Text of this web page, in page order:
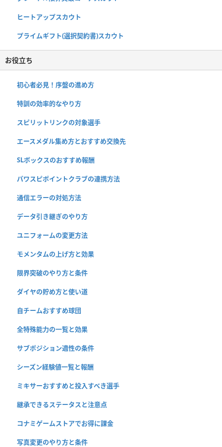
ヒートアップスカウト
プライムギフト(選択契約書)スカウト
お役立ち
初心者必見！序盤の進め方
特訓の効率的なやり方
スピリットリンクの対象選手
エースメダル集め方とおすすめ交換先
SLボックスのおすすめ報酬
パワスピポイントクラブの連携方法
通信エラーの対処方法
データ引き継ぎのやり方
ユニフォームの変更方法
モメンタムの上げ方と効果
限界突破のやり方と条件
ダイヤの貯め方と使い道
自チームおすすめ球団
全特殊能力の一覧と効果
サブポジション適性の条件
シーズン経験値一覧と報酬
ミキサーおすすめと投入すべき選手
継承できるステータスと注意点
コナミゲームストアでお得に課金
写真変更のやり方と条件